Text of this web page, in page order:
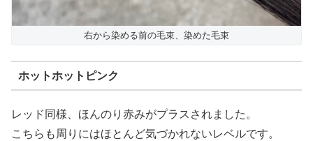
右から染める前の毛束、染めた毛束
ホットホットピンク
レッド同様、ほんのり赤みがプラスされました。
こちらも周りにはほとんど気づかれないレベルです。